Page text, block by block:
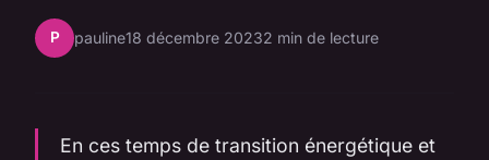
P pauline18 décembre 20232 min de lecture
En ces temps de transition énergétique et